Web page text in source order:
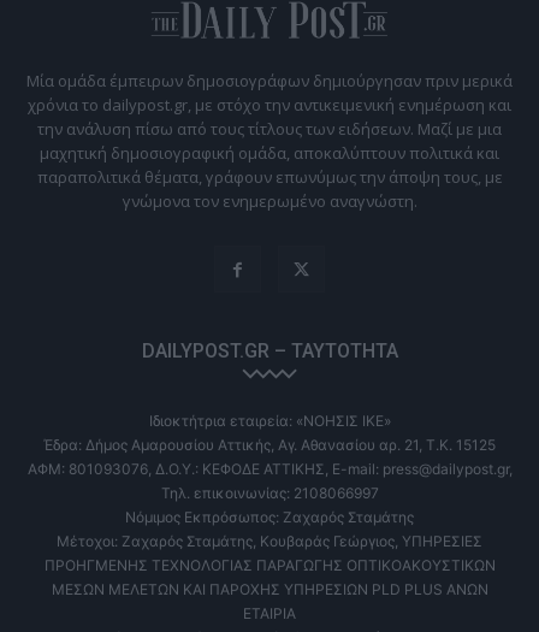
Μία ομάδα έμπειρων δημοσιογράφων δημιούργησαν πριν μερικά
χρόνια το dailypost.gr, με στόχο την αντικειμενική ενημέρωση και
την ανάλυση πίσω από τους τίτλους των ειδήσεων. Μαζί με μια
μαχητική δημοσιογραφική ομάδα, αποκαλύπτουν πολιτικά και
παραπολιτικά θέματα, γράφουν επωνύμως την άποψη τους, με
γνώμονα τον ενημερωμένο αναγνώστη.
DAILYPOST.GR – ΤΑΥΤΌΤΗΤΑ
Ιδιοκτήτρια εταιρεία: «ΝΟΗΣΙΣ ΙΚΕ»
Έδρα: Δήμος Αμαρουσίου Αττικής, Αγ. Αθανασίου αρ. 21, Τ.Κ. 15125
ΑΦΜ: 801093076, Δ.Ο.Υ.: ΚΕΦΟΔΕ ΑΤΤΙΚΗΣ, E-mail: press@dailypost.gr,
Τηλ. επικοινωνίας: 2108066997
Νόμιμος Εκπρόσωπος: Ζαχαρός Σταμάτης
Μέτοχοι: Ζαχαρός Σταμάτης, Κουβαράς Γεώργιος, ΥΠΗΡΕΣΙΕΣ
ΠΡΟΗΓΜΕΝΗΣ ΤΕΧΝΟΛΟΓΙΑΣ ΠΑΡΑΓΩΓΗΣ ΟΠΤΙΚΟΑΚΟΥΣΤΙΚΩΝ
ΜΕΣΩΝ ΜΕΛΕΤΩΝ ΚΑΙ ΠΑΡΟΧΗΣ ΥΠΗΡΕΣΙΩΝ PLD PLUS ΑΝΩΝ
ΕΤΑΙΡΙΑ